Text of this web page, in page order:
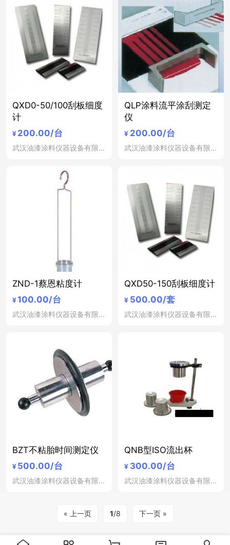
QXD0-50/100刮板细度
计
¥ 200.00/台
武汉油漆涂料仪器设备有限公司
QLP涂料流平涂刮测定
仪
¥ 200.00/台
武汉油漆涂料仪器设备有限公司
ZND-1蔡恩粘度计
¥ 100.00/台
武汉油漆涂料仪器设备有限公司
QXD50-150刮板细度计
¥ 500.00/套
武汉油漆涂料仪器设备有限公司
BZT不粘胎时间测定仪
¥ 500.00/台
武汉油漆涂料仪器设备有限公司
QNB型ISO流出杯
¥ 300.00/台
武汉油漆涂料仪器设备有限公司
« 上一页 1/8 下一页 »